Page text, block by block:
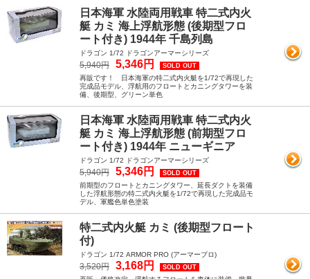
日本海軍 水陸両用戦車 特二式内火
艇 カミ 海上浮航形態 (後期型フロ
ート付き) 1944年 千島列島
ドラゴン 1/72 ドラゴンアーマーシリーズ
5,940円 5,346円 SOLD OUT
再販です！ 日本海軍の特二式内火艇を1/72で再現した
完成品モデル、浮航用のフロートとカニングタワーを装
備、後期型、グリーン単色
日本海軍 水陸両用戦車 特二式内火
艇 カミ 海上浮航形態 (前期型フロ
ート付き) 1944年 ニューギニア
ドラゴン 1/72 ドラゴンアーマーシリーズ
5,940円 5,346円 SOLD OUT
前期型のフロートとカニングタワー、延長ダクトを装備
した浮航形態の特二式内火艇を1/72で再現した完成品モ
デル、軍艦色単色塗装
特二式内火艇 カミ (後期型フロート
付)
ドラゴン 1/72 ARMOR PRO (アーマープロ)
3,520円 3,168円 SOLD OUT